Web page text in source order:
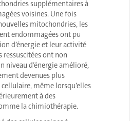
supplémentaires à
voisines. Une fois
mitochondries, les
endommagées ont pu
d’énergie et leur activité
ressuscitées ont non
niveau d’énergie amélioré,
devenues plus
même lorsqu’elles
à des
la chimiothérapie.